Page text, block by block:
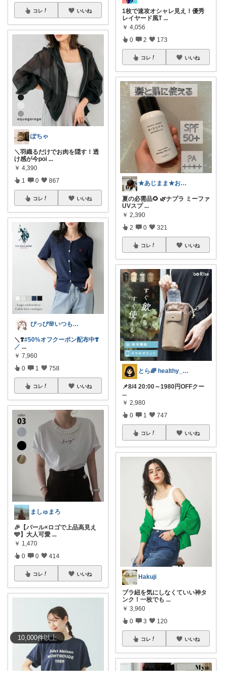
10,000件以上
コレ いいね
ぽちゃ
＼羽織るだけでお肉を隠す！透
け感が今poi ...
￥ 4,390
1 0 867
コレ いいね
ぴっぴ🌸いつもありがとうございます♡
＼❣️#50%オフクーポン配布中❣️
／ ...
￥ 7,960
0 1 758
コレ いいね
ましゅまろ
​🎉【パール×ロゴで上品高見え
🩵】大人可愛 ...
￥ 1,470
0 0 414
コレ いいね
1枚で速攻オシャレ見え！優秀
レイヤード風T ...
￥ 4,056
0 2 173
コレ いいね
★あじまま★おすすめ紹介中🐾🤍
夏の必需品🌻 🌿ナプラ ミーファ
UVスプ ...
￥ 2,390
2 0 321
コレ いいね
とら🌈 healthy_simple
📌8/4 20:00～1980円OFFクー
...
￥ 2,980
0 1 747
コレ いいね
Hakuji
ブラ紐を気にしなくていい神タ
ンク！一枚でも ...
￥ 3,960
0 3 120
コレ いいね